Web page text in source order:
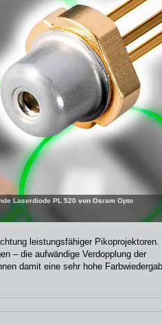
Laserdiode PL 520 von Osram Opto
leistungsfähiger Pikoprojektoren.
– die aufwändige Verdopplung der
damit eine sehr hohe